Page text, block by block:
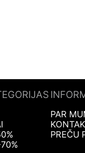
PAR
PREČU